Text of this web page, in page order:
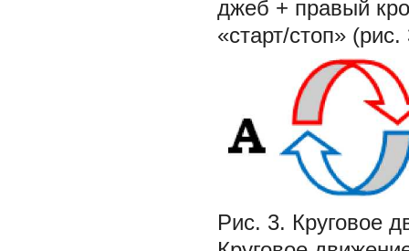
джеб + правый
«старт/стоп» (рис.
Рис. 3. Круговое